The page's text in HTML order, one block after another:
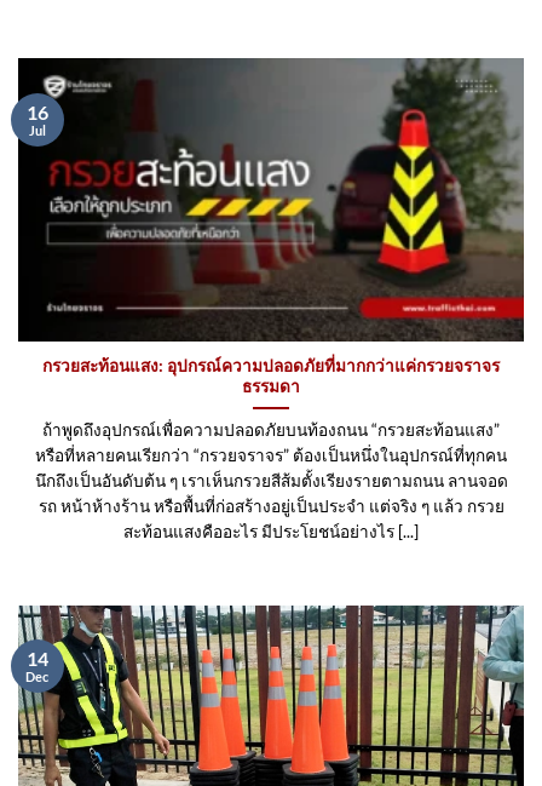
กรวยสะท้อนแสง: อุปกรณ์ความปลอดภัยที่มากกว่าแค่กรวยจราจร
ธรรมดา
ถ้าพูดถึงอุปกรณ์เพื่อความปลอดภัยบนท้องถนน “กรวยสะท้อนแสง”
หรือที่หลายคนเรียกว่า “กรวยจราจร” ต้องเป็นหนึ่งในอุปกรณ์ที่ทุกคน
นึกถึงเป็นอันดับต้น ๆ เราเห็นกรวยสีส้มตั้งเรียงรายตามถนน ลานจอด
รถ หน้าห้างร้าน หรือพื้นที่ก่อสร้างอยู่เป็นประจำ แต่จริง ๆ แล้ว กรวย
สะท้อนแสงคืออะไร มีประโยชน์อย่างไร [...]
16
Jul
14
Dec